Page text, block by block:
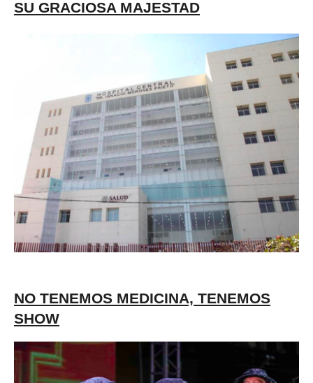
SU GRACIOSA MAJESTAD
NO TENEMOS MEDICINA, TENEMOS
SHOW